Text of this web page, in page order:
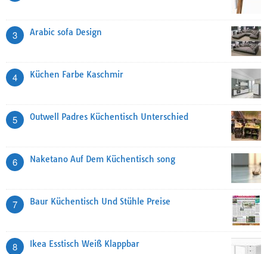
3 Arabic sofa Design
4 Küchen Farbe Kaschmir
5 Outwell Padres Küchentisch Unterschied
6 Naketano Auf Dem Küchentisch song
7 Baur Küchentisch Und Stühle Preise
8 Ikea Esstisch Weiß Klappbar